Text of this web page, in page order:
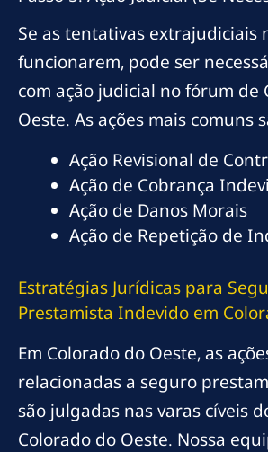
Se as tentativas extrajudiciais
funcionarem, pode ser
com ação judicial no fórum de
Oeste. As ações mais comuns
Ação Revisional de
Ação de Cobrança
Ação de Danos Morais
Ação de Repetição de
Estratégias Jurídicas para
Prestamista Indevido em
Em Colorado do Oeste, as
relacionadas a seguro
são julgadas nas varas cíveis
Colorado do Oeste. Nossa